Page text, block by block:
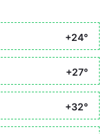
+24°
+27°
+32°